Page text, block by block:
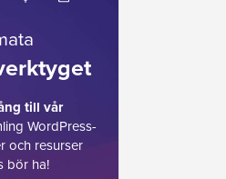
till vår
WordPress-
och resurser
bör ha!